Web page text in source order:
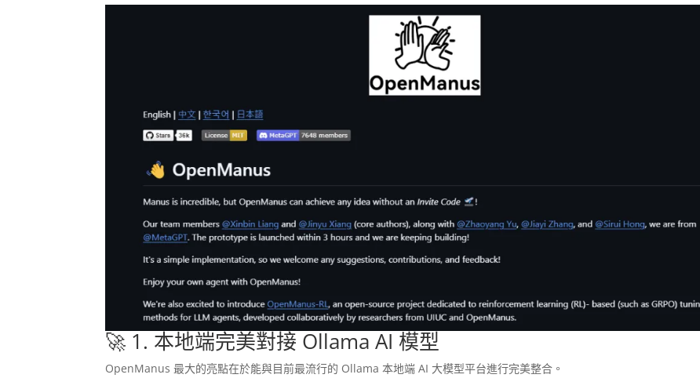
🚀 1. 本地端完美對接 Ollama AI 模型
OpenManus 最大的亮點在於能與目前最流行的 Ollama 本地端 AI 大模型平台進行完美整合。